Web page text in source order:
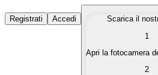
Acquista Criptovalute
Acquista le criptovalute che
Registrati Accedi
Scarica il
1
Apri la fotocamera
2